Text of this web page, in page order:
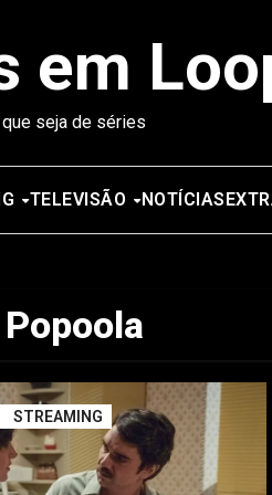
em
seja de séries
TELEVISÃO NOTÍCIAS
STREAMING